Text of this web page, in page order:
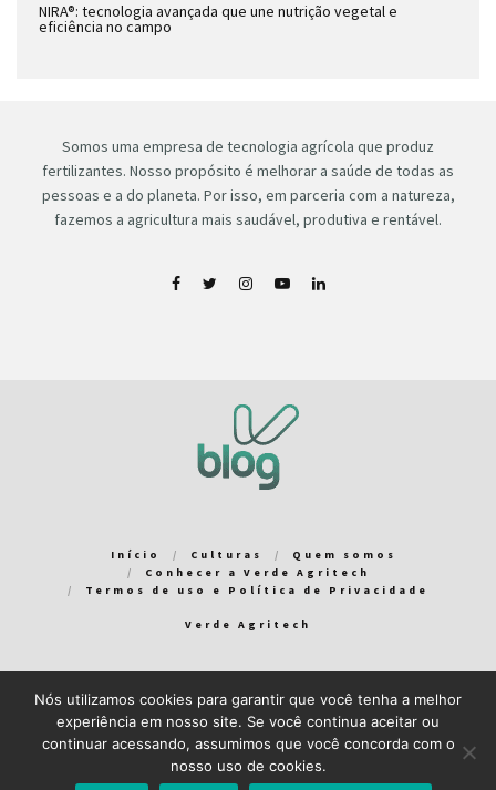
NIRA®: tecnologia avançada que une nutrição vegetal e
eficiência no campo
Somos uma empresa de tecnologia agrícola que produz
fertilizantes. Nosso propósito é melhorar a saúde de todas as
pessoas e a do planeta. Por isso, em parceria com a natureza,
fazemos a agricultura mais saudável, produtiva e rentável.
Início Culturas
Quem somos
Conhecer a Verde Agritech
Termos de uso e Política de Privacidade
Verde Agritech
Bem-vindo ao Verde Blog! Para que a sua experiência em nosso
blog seja a melhor possível, utilizamos cookies. Você pode
aceitar ou gerenciar seus cookiesaqui.
Nós utilizamos cookies para garantir que você tenha a melhor
experiência em nosso site. Se você continua aceitar ou
continuar acessando, assumimos que você concorda com o
nosso uso de cookies.